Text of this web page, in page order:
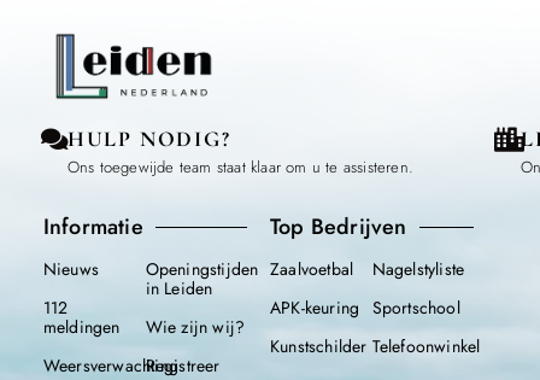
HULP NODIG?
Ons toegewijde team staat klaar om u te assisteren.
Informatie
Nieuws
112
meldingen
Weersverwachting
Openingstijden
in Leiden
Wie zijn wij?
Registreer
Top Bedrijven
Zaalvoetbal
APK-keuring
Kunstschilder
Nagelstyliste
Sportschool
Telefoonwinkel